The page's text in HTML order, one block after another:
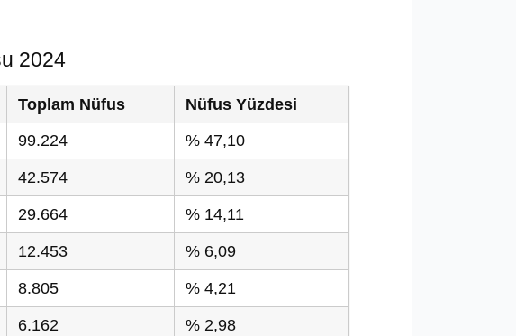
2024
Toplam Nüfus
Nüfus Yüzdesi
99.224 % 47,10
42.574 % 20,13
29.664 % 14,11
12.453 % 6,09
8.805 % 4,21
6.162 % 2,98